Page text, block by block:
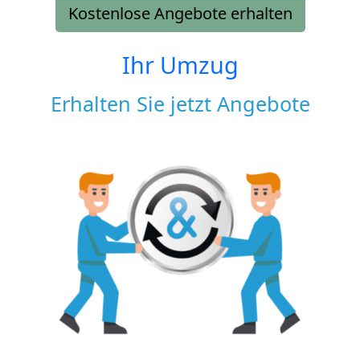
Kostenlose Angebote erhalten
Ihr Umzug
Erhalten Sie jetzt Angebote